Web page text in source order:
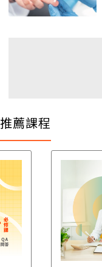
推薦課程